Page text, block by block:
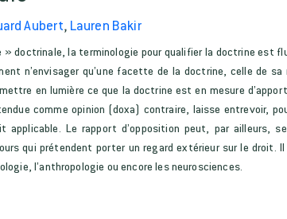
Aubert, Lauren Bakir
doctrinale, la terminologie pour qualifier la doctrine est
n’envisager qu’une facette de la doctrine, celle de
en lumière ce que la doctrine est en mesure
comme opinion (doxa) contraire, laisse entrevoir,
Le rapport d’opposition peut, par ailleurs,
qui prétendent porter un regard extérieur sur le droit.
l’anthropologie ou encore les neurosciences.